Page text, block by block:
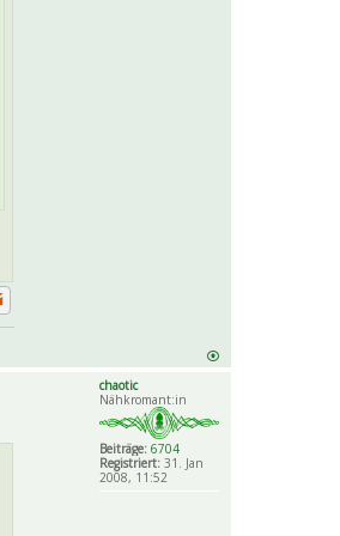
Nachricht senden
chaotic
Nähkromant:in
Beiträge: 6704
Registriert: 31. Jan
2008, 11:52